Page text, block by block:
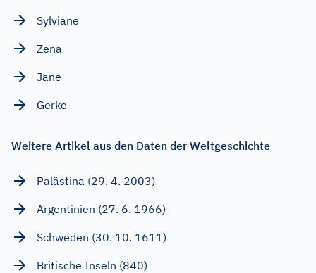
Sylviane
Zena
Jane
Gerke
Weitere Artikel aus den Daten der Weltgeschichte
Palästina (29. 4. 2003)
Argentinien (27. 6. 1966)
Schweden (30. 10. 1611)
Britische Inseln (840)